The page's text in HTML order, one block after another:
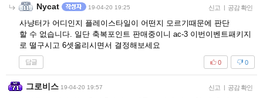
Nycat 19-04-20 19:25 신고 | 공감 확인
사냥터가 어디인지 플레이스타일이 어떤지 모르기때문에 판단
할 수 없습니다. 일단 축복포인트 판매중이니 ac-3 이번이벤트패키지
로 떨구시고 6셋올리시면서 결정해보세요
답글 0
0
그로비스 19-04-20 19:57 신고 | 공감 확인